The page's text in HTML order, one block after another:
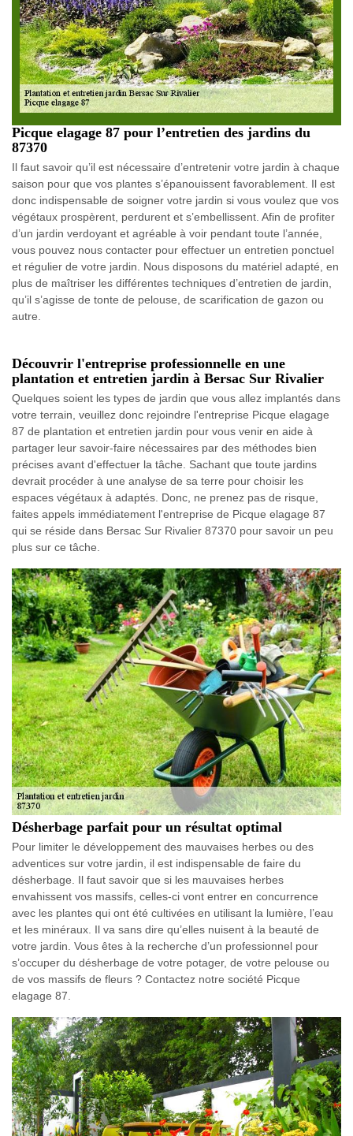
Picque elagage 87 pour l’entretien des jardins du
87370
Il faut savoir qu’il est nécessaire d’entretenir votre jardin à chaque
saison pour que vos plantes s’épanouissent favorablement. Il est
donc indispensable de soigner votre jardin si vous voulez que vos
végétaux prospèrent, perdurent et s’embellissent. Afin de profiter
d’un jardin verdoyant et agréable à voir pendant toute l’année,
vous pouvez nous contacter pour effectuer un entretien ponctuel
et régulier de votre jardin. Nous disposons du matériel adapté, en
plus de maîtriser les différentes techniques d’entretien de jardin,
qu’il s’agisse de tonte de pelouse, de scarification de gazon ou
autre.
Découvrir l'entreprise professionnelle en une
plantation et entretien jardin à Bersac Sur Rivalier
Quelques soient les types de jardin que vous allez implantés dans
votre terrain, veuillez donc rejoindre l'entreprise Picque elagage
87 de plantation et entretien jardin pour vous venir en aide à
partager leur savoir-faire nécessaires par des méthodes bien
précises avant d'effectuer la tâche. Sachant que toute jardins
devrait procéder à une analyse de sa terre pour choisir les
espaces végétaux à adaptés. Donc, ne prenez pas de risque,
faites appels immédiatement l'entreprise de Picque elagage 87
qui se réside dans Bersac Sur Rivalier 87370 pour savoir un peu
plus sur ce tâche.
Désherbage parfait pour un résultat optimal
Pour limiter le développement des mauvaises herbes ou des
adventices sur votre jardin, il est indispensable de faire du
désherbage. Il faut savoir que si les mauvaises herbes
envahissent vos massifs, celles-ci vont entrer en concurrence
avec les plantes qui ont été cultivées en utilisant la lumière, l’eau
et les minéraux. Il va sans dire qu’elles nuisent à la beauté de
votre jardin. Vous êtes à la recherche d’un professionnel pour
s’occuper du désherbage de votre potager, de votre pelouse ou
de vos massifs de fleurs ? Contactez notre société Picque
elagage 87.